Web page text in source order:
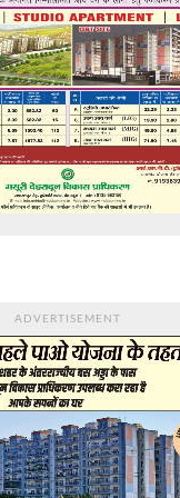
ADVERTISEMENT